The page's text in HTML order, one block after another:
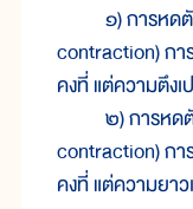
๑) การหด
contraction) กา
คงที่ แต่ความตึง
๒) การหด
contraction) กา
คงที่ แต่ความยาว